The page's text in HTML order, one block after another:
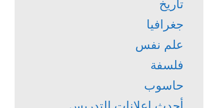
تاريخ
جغرافيا
علم نفس
فلسفة
حاسوب